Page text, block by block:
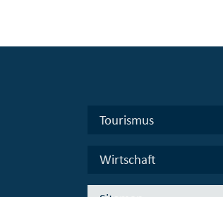
Tourismus
Wirtschaft